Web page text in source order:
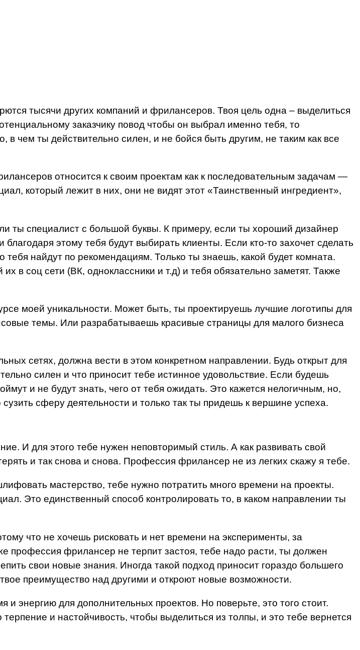
тысячи других компаний и фрилансеров. Твоя цель одна – выделиться
заказчику повод чтобы он выбрал именно тебя, то
чем ты действительно силен, и не бойся быть другим, не таким как все
относится к своим проектам как к последовательным задачам —
который лежит в них, они не видят этот «Таинственный ингредиент»,
ты специалист с большой буквы. К примеру, если ты хороший дизайнер
этому тебя будут выбирать клиенты. Если кто-то захочет сделать
найдут по рекомендациям. Только ты знаешь, какой будет комната.
в соц сети (ВК, одноклассники и т.д) и тебя обязательно заметят. Также
моей уникальности. Может быть, ты проектируешь лучшие логотипы для
темы. Или разрабатываешь красивые страницы для малого бизнеса
сетях, должна вести в этом конкретном направлении. Будь открыт для
силен и что приносит тебе истинное удовольствие. Если будешь
и не будут знать, чего от тебя ожидать. Это кажется нелогичным, но,
сферу деятельности и только так ты придешь к вершине успеха.
И для этого тебе нужен неповторимый стиль. А как развивать свой
и так снова и снова. Профессия фрилансер не из легких скажу я тебе.
мастерство, тебе нужно потратить много времени на проекты.
Это единственный способ контролировать то, в каком направлении ты
что не хочешь рисковать и нет времени на эксперименты, за
профессия фрилансер не терпит застоя, тебе надо расти, ты должен
свои новые знания. Иногда такой подход приносит гораздо большего
преимущество над другими и откроют новые возможности.
энергию для дополнительных проектов. Но поверьте, это того стоит.
и настойчивость, чтобы выделиться из толпы, и это тебе вернется